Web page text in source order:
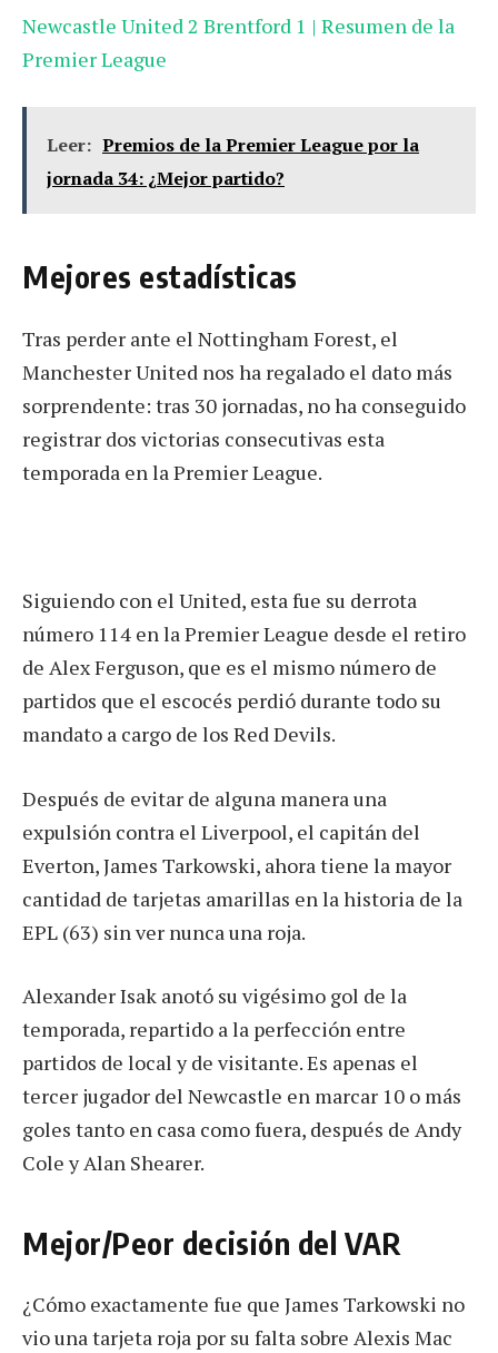
Newcastle United 2 Brentford 1 | Resumen de la
Premier League
Leer: Premios de la Premier League por la
jornada 34: ¿Mejor partido?
Mejores estadísticas
Tras perder ante el Nottingham Forest, el
Manchester United nos ha regalado el dato más
sorprendente: tras 30 jornadas, no ha conseguido
registrar dos victorias consecutivas esta
temporada en la Premier League.
Siguiendo con el United, esta fue su derrota
número 114 en la Premier League desde el retiro
de Alex Ferguson, que es el mismo número de
partidos que el escocés perdió durante todo su
mandato a cargo de los Red Devils.
Después de evitar de alguna manera una
expulsión contra el Liverpool, el capitán del
Everton, James Tarkowski, ahora tiene la mayor
cantidad de tarjetas amarillas en la historia de la
EPL (63) sin ver nunca una roja.
Alexander Isak anotó su vigésimo gol de la
temporada, repartido a la perfección entre
partidos de local y de visitante. Es apenas el
tercer jugador del Newcastle en marcar 10 o más
goles tanto en casa como fuera, después de Andy
Cole y Alan Shearer.
Mejor/Peor decisión del VAR
¿Cómo exactamente fue que James Tarkowski no
vio una tarjeta roja por su falta sobre Alexis Mac